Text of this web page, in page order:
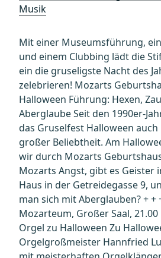
Musik
Mit einer Museumsführung,
und einem Clubbing lädt die
ein die gruseligste Nacht des
zelebrieren! Mozarts
Halloween Führung: Hexen,
Aberglaube Seit den 1990er-
das Gruselfest Halloween
großer Beliebtheit. Am
wir durch Mozarts
Mozarts Angst, gibt es Geister
Haus in der Getreidegasse 9,
man sich mit Aberglauben? +
Mozarteum, Großer Saal,
Orgel zu Halloween Zu
Orgelgroßmeister Hannfried